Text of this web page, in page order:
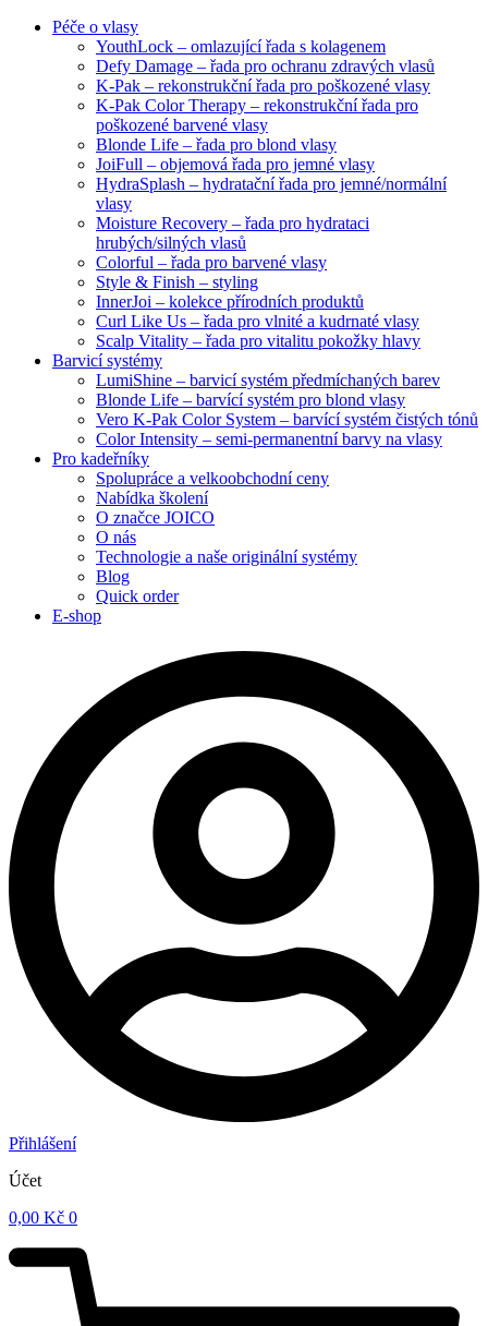
Péče o vlasy
YouthLock – omlazující řada s kolagenem
Defy Damage – řada pro ochranu zdravých vlasů
K-Pak – rekonstrukční řada pro poškozené vlasy
K-Pak Color Therapy – rekonstrukční řada pro
poškozené barvené vlasy
Blonde Life – řada pro blond vlasy
JoiFull – objemová řada pro jemné vlasy
HydraSplash – hydratační řada pro jemné/normální
vlasy
Moisture Recovery – řada pro hydrataci
hrubých/silných vlasů
Colorful – řada pro barvené vlasy
Style & Finish – styling
InnerJoi – kolekce přírodních produktů
Curl Like Us – řada pro vlnité a kudrnaté vlasy
Scalp Vitality – řada pro vitalitu pokožky hlavy
Barvicí systémy
LumiShine – barvicí systém předmíchaných barev
Blonde Life – barvící systém pro blond vlasy
Vero K-Pak Color System – barvící systém čistých tónů
Color Intensity – semi-permanentní barvy na vlasy
Pro kadeřníky
Spolupráce a velkoobchodní ceny
Nabídka školení
O značce JOICO
O nás
Technologie a naše originální systémy
Blog
Quick order
E-shop
Přihlášení
Účet
0,00 Kč 0